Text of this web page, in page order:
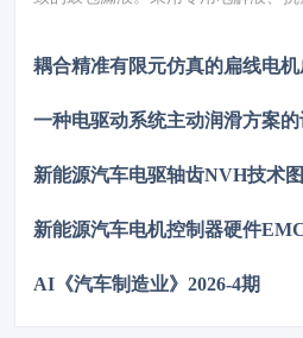
近零，全生命周期成本优势显著，
一种电驱动系统主动润滑方案
新能源汽车电驱轴齿NVH技术
新能源汽车电机控制器硬件
AI《汽车制造业》2026-4期